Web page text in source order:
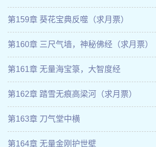
第159章 葵花宝典反噬（求月票）
第160章 三尺气墙，神秘佛经（求月票）
第161章 无量海宝箓，大智度经
第162章 踏雪无痕高梁河（求月票）
第163章 刀气堂中横
第164章 无量金刚护世壁